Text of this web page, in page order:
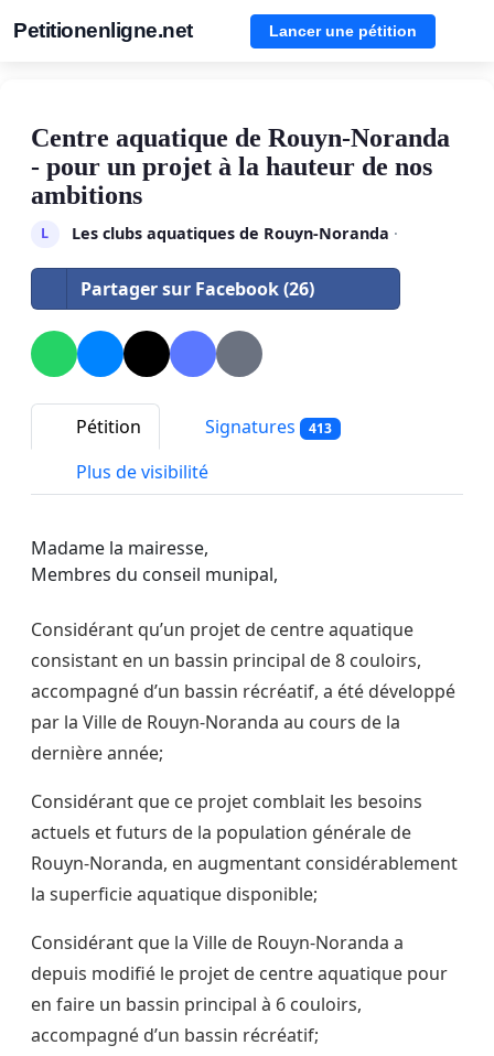
Petitionenligne.net Lancer une pétition
Centre aquatique de Rouyn-Noranda
- pour un projet à la hauteur de nos
ambitions
L Les clubs aquatiques de Rouyn-Noranda ·
Partager sur Facebook (26)
Pétition Signatures 413
Plus de visibilité
Madame la mairesse,
Membres du conseil munipal,
Considérant qu’un projet de centre aquatique
consistant en un bassin principal de 8 couloirs,
accompagné d’un bassin récréatif, a été développé
par la Ville de Rouyn-Noranda au cours de la
dernière année;
Considérant que ce projet comblait les besoins
actuels et futurs de la population générale de
Rouyn-Noranda, en augmentant considérablement
la superficie aquatique disponible;
Considérant que la Ville de Rouyn-Noranda a
depuis modifié le projet de centre aquatique pour
en faire un bassin principal à 6 couloirs,
accompagné d’un bassin récréatif;